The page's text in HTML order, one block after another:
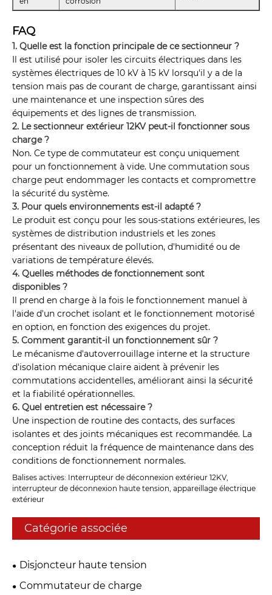
FAQ
1. Quelle est la fonction principale de ce sectionneur ?
Il est utilisé pour isoler les circuits électriques dans les
systèmes électriques de 10 kV à 15 kV lorsqu'il y a de la
tension mais pas de courant de charge, garantissant ainsi
une maintenance et une inspection sûres des
équipements et des lignes de transmission.
2. Le sectionneur extérieur 12KV peut-il fonctionner sous
charge ?
Non. Ce type de commutateur est conçu uniquement
pour un fonctionnement à vide. Une commutation sous
charge peut endommager les contacts et compromettre
la sécurité du système.
3. Pour quels environnements est-il adapté ?
Le produit est conçu pour les sous-stations extérieures, les
systèmes de distribution industriels et les zones
présentant des niveaux de pollution, d'humidité ou de
variations de température élevés.
4. Quelles méthodes de fonctionnement sont
disponibles ?
Il prend en charge à la fois le fonctionnement manuel à
l'aide d'un crochet isolant et le fonctionnement motorisé
en option, en fonction des exigences du projet.
5. Comment garantit-il un fonctionnement sûr ?
Le mécanisme d'autoverrouillage interne et la structure
d'isolation mécanique claire aident à prévenir les
commutations accidentelles, améliorant ainsi la sécurité
et la fiabilité opérationnelles.
6. Quel entretien est nécessaire ?
Une inspection de routine des contacts, des surfaces
isolantes et des joints mécaniques est recommandée. La
conception réduit la fréquence de maintenance dans des
conditions de fonctionnement normales.
Balises actives: Interrupteur de déconnexion extérieur 12KV,
interrupteur de déconnexion haute tension, appareillage électrique
extérieur
Catégorie associée
Disjoncteur haute tension
Commutateur de charge